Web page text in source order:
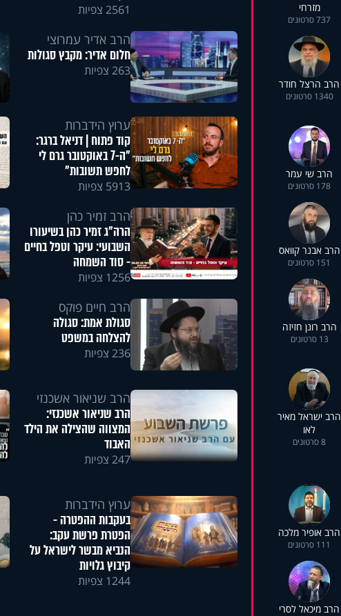
מזרחי
737 סרטונים
הרב הרצל חודר
1340 סרטונים
הרב שי עמר
178 סרטונים
הרב אבנר קוואס
151 סרטונים
הרב רונן חזיזה
13 סרטונים
הרב ישראל מאיר
לאו
8 סרטונים
הרב אופיר מלכה
111 סרטונים
הרב מיכאל לסרי
2561 צפיות
הרב אדיר עמרוצי
חלום אדיר: מקבץ סגולות
263 צפיות
ערוץ הידברות
קוד פתוח | דניאל ברגר:
"ה-7 באוקטובר גרם לי
לחפש תשובות"
5913 צפיות
הרב זמיר כהן
הרה"ג זמיר כהן בשיעורו
השבועי: עיקר וטפל בחיים
- סוד השמחה
1256 צפיות
הרב חיים פוקס
סגולת אמת: סגולה
להצלחה במשפט
236 צפיות
הרב שניאור אשכנזי
הרב שניאור אשכנזי:
המצווה שהצילה את הילד
האבוד
247 צפיות
ערוץ הידברות
בעקבות ההפטרה -
הפטרת פרשת עקב:
הנביא מבשר לישראל על
קיבוץ גלויות
1244 צפיות